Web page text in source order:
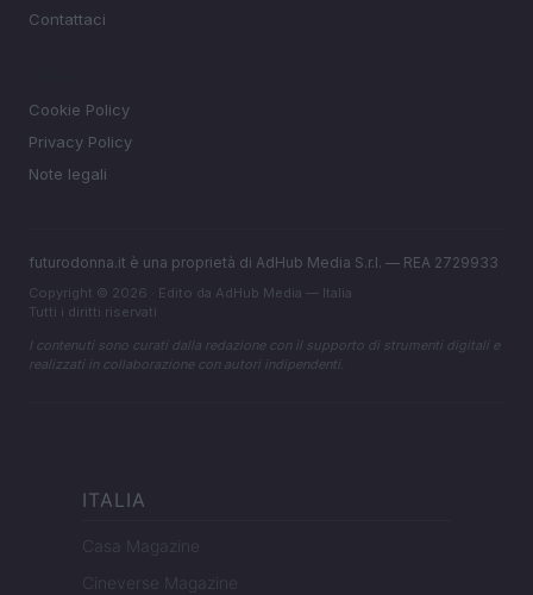
Contattaci
Cookie Policy
Privacy Policy
Note legali
futurodonna.it è una proprietà di AdHub Media S.r.l. — REA 2729933
Copyright © 2026 · Edito da AdHub Media — Italia
Tutti i diritti riservati
I contenuti sono curati dalla redazione con il supporto di strumenti digitali e
realizzati in collaborazione con autori indipendenti.
ITALIA
Casa Magazine
Cineverse Magazine